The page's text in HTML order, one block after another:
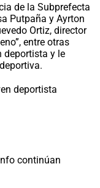
de la Subprefecta
Putpaña y Ayrton
Ortiz, director
entre otras
deportista y le
deportista